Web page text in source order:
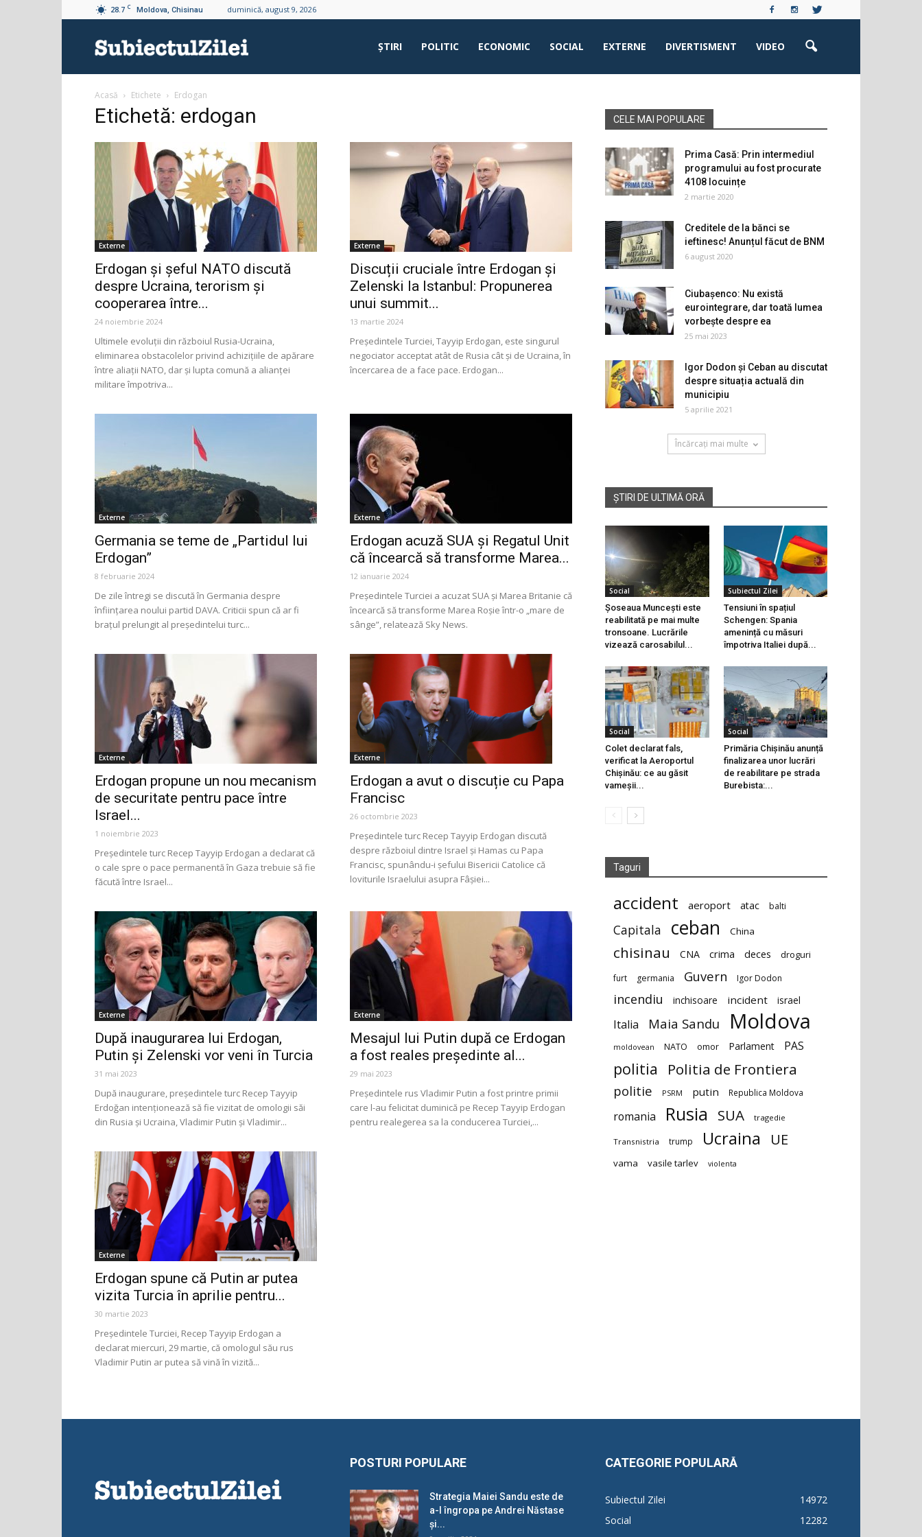
28.7 C Moldova, Chisinau duminică, august 9, 2026
ŞTIRI POLITIC ECONOMIC SOCIAL EXTERNE DIVERTISMENT VIDEO
Acasă Etichete Erdogan
Etichetă: erdogan
Externe
Erdogan și șeful NATO discută
despre Ucraina, terorism și
cooperarea între...
24 noiembrie 2024
Ultimele evoluții din războiul Rusia-Ucraina,
eliminarea obstacolelor privind achizițiile de apărare
între aliații NATO, dar și lupta comună a alianței
militare împotriva...
Externe
Discuții cruciale între Erdogan și
Zelenski la Istanbul: Propunerea
unui summit...
13 martie 2024
Președintele Turciei, Tayyip Erdogan, este singurul
negociator acceptat atât de Rusia cât și de Ucraina, în
încercarea de a face pace. Erdogan...
Externe
Germania se teme de „Partidul lui
Erdogan”
8 februarie 2024
De zile întregi se discută în Germania despre
înfiinţarea noului partid DAVA. Criticii spun că ar fi
braţul prelungit al preşedintelui turc...
Externe
Erdogan acuză SUA și Regatul Unit
că încearcă să transforme Marea...
12 ianuarie 2024
Președintele Turciei a acuzat SUA și Marea Britanie că
încearcă să transforme Marea Roșie într-o „mare de
sânge”, relatează Sky News.
Externe
Erdogan propune un nou mecanism
de securitate pentru pace între
Israel...
1 noiembrie 2023
Președintele turc Recep Tayyip Erdogan a declarat că
o cale spre o pace permanentă în Gaza trebuie să fie
făcută între Israel...
Externe
Erdogan a avut o discuție cu Papa
Francisc
26 octombrie 2023
Președintele turc Recep Tayyip Erdogan discută
despre războiul dintre Israel și Hamas cu Papa
Francisc, spunându-i șefului Bisericii Catolice că
loviturile Israelului asupra Fâșiei...
Externe
După inaugurarea lui Erdogan,
Putin și Zelenski vor veni în Turcia
31 mai 2023
După inaugurare, președintele turc Recep Tayyip
Erdoğan intenționează să fie vizitat de omologii săi
din Rusia și Ucraina, Vladimir Putin și Vladimir...
Externe
Mesajul lui Putin după ce Erdogan
a fost reales preşedinte al...
29 mai 2023
Preşedintele rus Vladimir Putin a fost printre primii
care l-au felicitat duminică pe Recep Tayyip Erdogan
pentru realegerea sa la conducerea Turciei,...
Externe
Erdogan spune că Putin ar putea
vizita Turcia în aprilie pentru...
30 martie 2023
Preşedintele Turciei, Recep Tayyip Erdogan a
declarat miercuri, 29 martie, că omologul său rus
Vladimir Putin ar putea să vină în vizită...
CELE MAI POPULARE
Prima Casă: Prin intermediul
programului au fost procurate
4108 locuințe
2 martie 2020
Creditele de la bănci se
ieftinesc! Anunțul făcut de BNM
6 august 2020
Ciubașenco: Nu există
eurointegrare, dar toată lumea
vorbește despre ea
25 mai 2023
Igor Dodon și Ceban au discutat
despre situația actuală din
municipiu
5 aprilie 2021
Încărcați mai multe
ȘTIRI DE ULTIMĂ ORĂ
Social
Șoseaua Muncești este
reabilitată pe mai multe
tronsoane. Lucrările
vizează carosabilul...
Subiectul Zilei
Tensiuni în spațiul
Schengen: Spania
amenință cu măsuri
împotriva Italiei după...
Social
Colet declarat fals,
verificat la Aeroportul
Chișinău: ce au găsit
vameșii...
Social
Primăria Chișinău anunță
finalizarea unor lucrări
de reabilitare pe strada
Burebista:...
Taguri
accident aeroport atac balti
Capitala ceban China
chisinau CNA crima deces droguri
furt germania Guvern Igor Dodon
incendiu inchisoare incident israel
Italia Maia Sandu Moldova
moldovean NATO omor Parlament PAS
politia Politia de Frontiera
politie PSRM putin Republica Moldova
romania Rusia SUA tragedie
Transnistria trump Ucraina UE
vama vasile tarlev violenta
POSTURI POPULARE
Strategia Maiei Sandu este de
a-l îngropa pe Andrei Năstase
și...
CATEGORIE POPULARĂ
Subiectul Zilei
14972
Social
12282